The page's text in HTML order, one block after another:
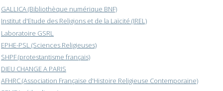
GALLICA (Bibliothèque numérique BNF)
Institut d'Etude des Religions et de la Laïcité (IREL)
Laboratoire GSRL
EPHE-PSL (Sciences Religieuses)
SHPF (protestantisme français)
DIEU CHANGE A PARIS
AFHRC (Association Française d'Histoire Religieuse Contemporaine)